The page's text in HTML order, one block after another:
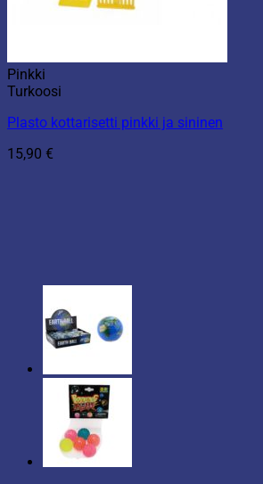
Pinkki
Turkoosi
Plasto kottarisetti pinkki ja sininen
15,90 €